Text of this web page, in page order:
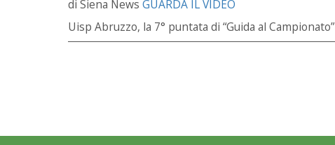
di Siena News GUARDA IL VIDEO
Uisp Abruzzo, la 7° puntata di “Guida al Campionato”